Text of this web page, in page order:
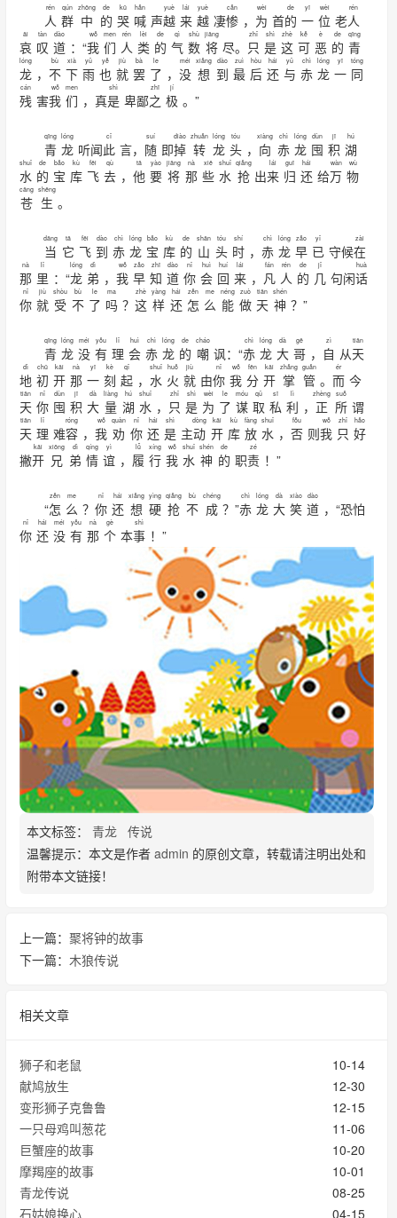
人
rén
群
qún
中
zhōng
的
de
哭
kū
喊
hǎn
声越
yuè
来
lái
越
yuè
凄惨
cǎn
， 为
wèi
首的
de
一
yī
位
wèi
老人
rén
哀
āi
叹
tàn
道
dào
：“我
wǒ
们
men
人
rén
类
lèi
的
de
气
qì
数
shù
将
jiāng
尽。 只
zhǐ
是
shì
这
zhè
可
kě
恶
è
的
de
青
qīng
龙
lóng
， 不
bù
下
xià
雨
yǔ
也
yě
就
jiù
罢
bà
了
le
， 没
méi
想
xiǎng
到
dào
最
zuì
后
hòu
还
hái
与
yǔ
赤
chì
龙
lóng
一
yī
同
tóng
残
cán
害我
wǒ
们
men
，真是
shì
卑鄙之
zhī
极
jí
。”
青
qīng
龙
lóng
听闻此
cǐ
言， 随
suí
即掉
diào
转
zhuǎn
龙
lóng
头
tóu
， 向
xiàng
赤
chì
龙
lóng
囤
dùn
积
jī
湖
hú
水
shuǐ
的
de
宝
bǎo
库
kù
飞
fēi
去
qù
， 他
tā
要
yào
将
jiāng
那
nà
些
xiē
水
shuǐ
抢
qiǎng
出来
lái
归
guī
还
hái
给万
wàn
物
wù
苍
cāng
生
shēng
。
当
dāng
它
tā
飞
fēi
到
dào
赤
chì
龙
lóng
宝
bǎo
库
kù
的
de
山
shān
头
tóu
时
shí
， 赤
chì
龙
lóng
早
zǎo
已
yǐ
守候在
zài
那
nà
里
lǐ
：“龙
lóng
弟
dì
， 我
wǒ
早
zǎo
知
zhī
道
dào
你
nǐ
会
huì
回
huí
来
lái
， 凡
fán
人
rén
的
de
几
jǐ
句闲话
huà
你
nǐ
就
jiù
受
shòu
不
bù
了
le
吗
ma
？ 这
zhè
样
yàng
还
hái
怎
zěn
么
me
能
néng
做
zuò
天
tiān
神
shén
？”
青
qīng
龙
lóng
没
méi
有
yǒu
理
lǐ
会
huì
赤
chì
龙
lóng
的
de
嘲
cháo
讽：“赤
chì
龙
lóng
大
dà
哥
gē
， 自
zì
从天
tiān
地
dì
初
chū
开
kāi
那
nà
一
yī
刻
kè
起
qǐ
， 水
shuǐ
火
huǒ
就
jiù
由你
nǐ
我
wǒ
分
fēn
开
kāi
掌
zhǎng
管
guǎn
。 而
ér
今
天
tiān
你
nǐ
囤
dùn
积
jī
大
dà
量
liàng
湖
hú
水
shuǐ
， 只
zhǐ
是
shì
为
wèi
了
le
谋
móu
取
qǔ
私
sī
利
lì
， 正
zhèng
所
suǒ
谓
天
tiān
理
lǐ
难容
róng
， 我
wǒ
劝
quàn
你
nǐ
还
hái
是
shì
主动
dòng
开
kāi
库
kù
放
fàng
水
shuǐ
， 否
fǒu
则我
wǒ
只
zhǐ
好
hǎo
撇开
kāi
兄
xiōng
弟
dì
情
qíng
谊
yì
， 履
lǚ
行
xíng
我
wǒ
水
shuǐ
神
shén
的
de
职责
zé
！”
“怎
zěn
么
me
？ 你
nǐ
还
hái
想
xiǎng
硬
yìng
抢
qiǎng
不
bù
成
chéng
？”赤
chì
龙
lóng
大
dà
笑
xiào
道
dào
，“恐怕
你
nǐ
还
hái
没
méi
有
yǒu
那
nà
个
gè
本事
shì
！”
本文标签： 青龙 传说
温馨提示：本文是作者 admin 的原创文章，转载请注明出处和
附带本文链接！
上一篇： 聚将钟的故事
下一篇： 木狼传说
相关文章
10-14
狮子和老鼠
12-30
献鸠放生
12-15
变形狮子克鲁鲁
11-06
一只母鸡叫葱花
10-20
巨蟹座的故事
10-01
摩羯座的故事
08-25
青龙传说
04-15
石姑娘换心